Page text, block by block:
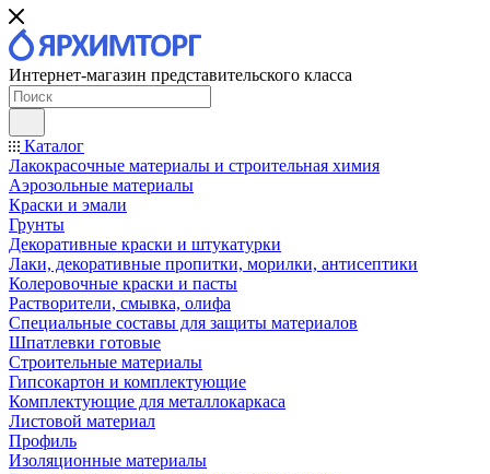
Интернет-магазин представительского класса
Каталог
Лакокрасочные материалы и строительная химия
Аэрозольные материалы
Краски и эмали
Грунты
Декоративные краски и штукатурки
Лаки, декоративные пропитки, морилки, антисептики
Колеровочные краски и пасты
Растворители, смывка, олифа
Специальные составы для защиты материалов
Шпатлевки готовые
Строительные материалы
Гипсокартон и комплектующие
Комплектующие для металлокаркаса
Листовой материал
Профиль
Изоляционные материалы